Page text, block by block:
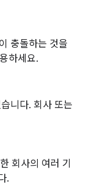
충돌하는 것을
하세요.
니다. 회사 또는
회사의 여러 기
.